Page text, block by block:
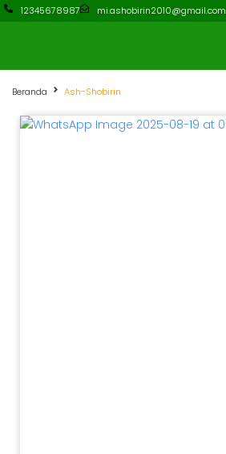
12345678987 mi.ashobirin2010@gmail.com
Beranda Ash-Shobirin